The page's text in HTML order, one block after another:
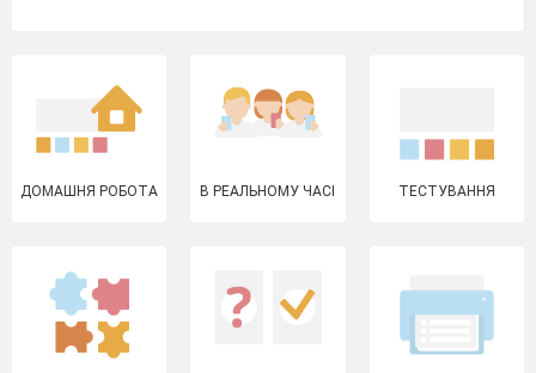
ДОМАШНЯ РОБОТА В РЕАЛЬНОМУ ЧАСІ ТЕСТУВАННЯ